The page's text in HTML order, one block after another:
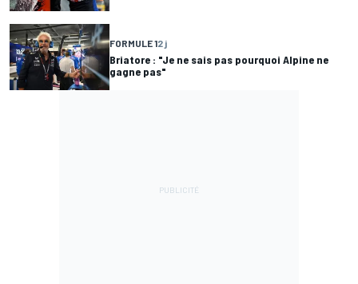
FORMULE 12 j
Briatore : "Je ne sais pas pourquoi Alpine ne
gagne pas"